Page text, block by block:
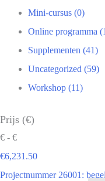
Mini-cursus (0)
Online programma
Supplementen (41)
Uncategorized (59)
Workshop (11)
Prijs (€)
€ - €
€6,231.50
Projectnummer 26001: